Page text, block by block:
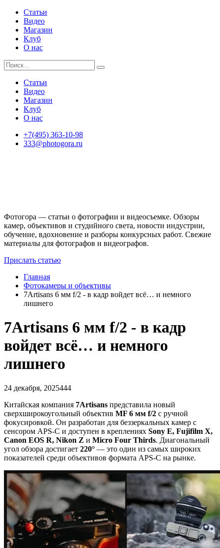
Статьи
Видео
Магазин
Клуб
О нас
Статьи
Видео
Магазин
Клуб
О нас
+7(495) 363-10-98
333@photogora.ru
Фотогора — статьи о фотографии и видеосъемке. Обзоры
камер, объективов и студийного света, новости индустрии,
обучение, вдохновение и разборы конкурсных работ. Свежие
материалы для фотографов и видеографов.
Прислать статью
Главная
Фотокамеры и объективы
7Artisans 6 мм f/2 - в кадр войдет всё… и немного
лишнего
7Artisans 6 мм f/2 - в кадр
войдет всё… и немного
лишнего
24 декабря, 2025444
Китайская компания 7Artisans представила новый
сверхширокоугольный объектив MF 6 мм f/2 с ручной
фокусировкой. Он разработан для беззеркальных камер с
сенсором APS-C и доступен в креплениях Sony E, Fujifilm X,
Canon EOS R, Nikon Z и Micro Four Thirds. Диагональный
угол обзора достигает 220° — это один из самых широких
показателей среди объективов формата APS-C на рынке.